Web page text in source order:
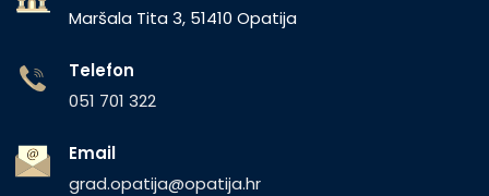
Maršala Tita 3, 51410 Opatija
Telefon
051 701 322
Email
grad.opatija@opatija.hr